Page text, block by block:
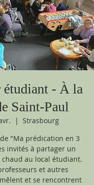
étudiant - À la
Saint-Paul
  |
Strasbourg
"Ma prédication en 3
invités à partager un
au local étudiant.
et autres
et se rencontrent